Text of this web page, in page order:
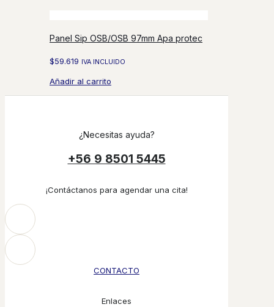
Panel Sip OSB/OSB 97mm Apa protec
$59.619 IVA INCLUIDO
Añadir al carrito
¿Necesitas ayuda?
+56 9 8501 5445
¡Contáctanos para agendar una cita!
CONTACTO
Enlaces